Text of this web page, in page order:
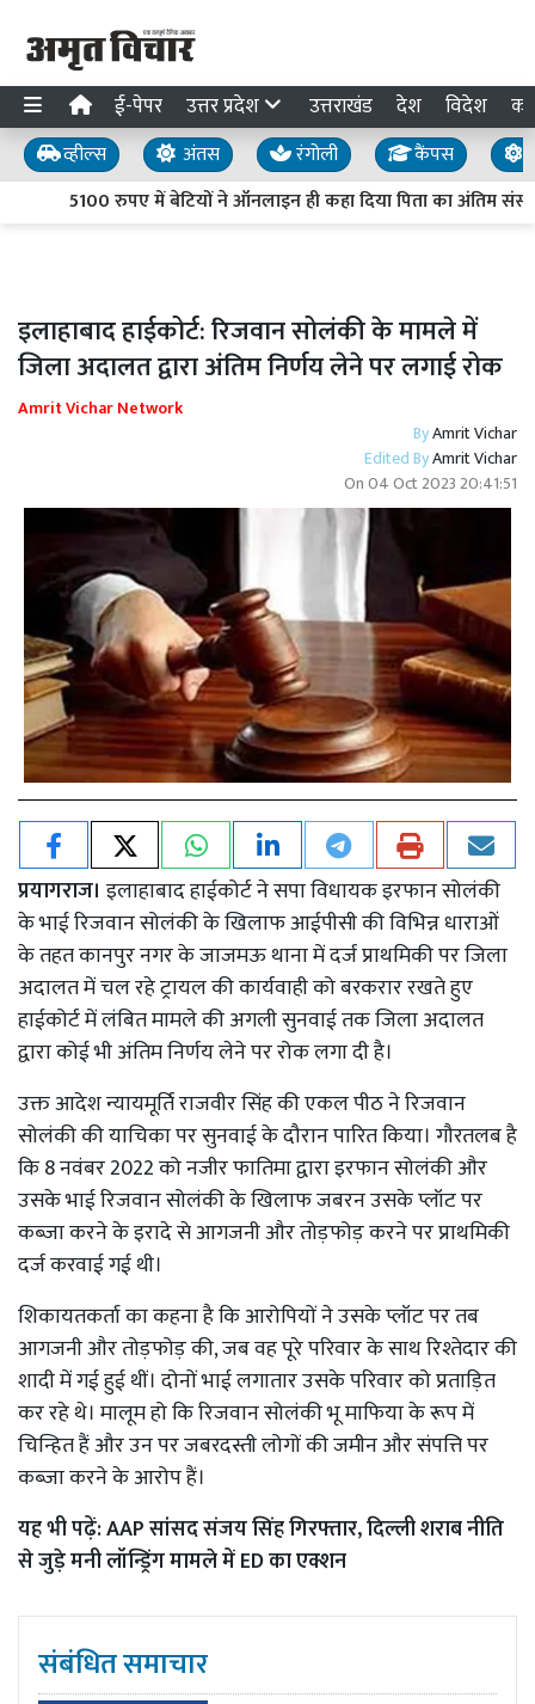
ई-पेपर उत्तर प्रदेश उत्तराखंड देश विदेश
व्हील्स अंतस रंगोली कैंपस
5100 रुपए में बेटियों ने ऑनलाइन ही कहा दिया पिता का अंतिम
इलाहाबाद हाईकोर्ट: रिजवान सोलंकी के मामले में
जिला अदालत द्वारा अंतिम निर्णय लेने पर लगाई रोक
Amrit Vichar Network
ByAmrit Vichar
Edited ByAmrit Vichar
On04 Oct 2023 20:41:51
प्रयागराज। इलाहाबाद हाईकोर्ट ने सपा विधायक इरफान सोलंकी
के भाई रिजवान सोलंकी के खिलाफ आईपीसी की विभिन्न धाराओं
के तहत कानपुर नगर के जाजमऊ थाना में दर्ज प्राथमिकी पर जिला
अदालत में चल रहे ट्रायल की कार्यवाही को बरकरार रखते हुए
हाईकोर्ट में लंबित मामले की अगली सुनवाई तक जिला अदालत
द्वारा कोई भी अंतिम निर्णय लेने पर रोक लगा दी है।
उक्त आदेश न्यायमूर्ति राजवीर सिंह की एकल पीठ ने रिजवान
सोलंकी की याचिका पर सुनवाई के दौरान पारित किया। गौरतलब है
कि 8 नवंबर 2022 को नजीर फातिमा द्वारा इरफान सोलंकी और
उसके भाई रिजवान सोलंकी के खिलाफ जबरन उसके प्लॉट पर
कब्जा करने के इरादे से आगजनी और तोड़फोड़ करने पर प्राथमिकी
दर्ज करवाई गई थी।
शिकायतकर्ता का कहना है कि आरोपियों ने उसके प्लॉट पर तब
आगजनी और तोड़फोड़ की, जब वह पूरे परिवार के साथ रिश्तेदार की
शादी में गई हुई थीं। दोनों भाई लगातार उसके परिवार को प्रताड़ित
कर रहे थे। मालूम हो कि रिजवान सोलंकी भू माफिया के रूप में
चिन्हित हैं और उन पर जबरदस्ती लोगों की जमीन और संपत्ति पर
कब्जा करने के आरोप हैं।
यह भी पढ़ें:AAP सांसद संजय सिंह गिरफ्तार, दिल्ली शराब नीति
से जुड़े मनी लॉन्ड्रिंग मामले में ED का एक्शन
संबंधित समाचार